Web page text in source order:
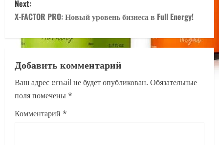
t
n
a
v
i
g
Next:
X-FACTOR PRO: Новый уровень бизнеса в Full Energy!
Добавить комментарий
Ваш адрес email не будет опубликован. Обязательные
поля помечены*
Комментарий *